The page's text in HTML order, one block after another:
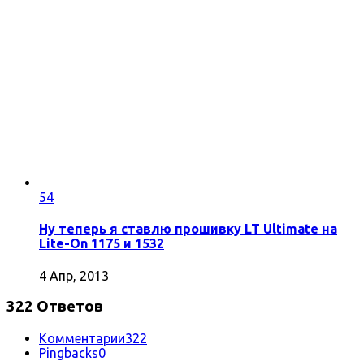
54
Ну теперь я ставлю прошивку LT Ultimate на
Lite-On 1175 и 1532
4 Апр, 2013
322 Ответов
Комментарии322
Pingbacks0